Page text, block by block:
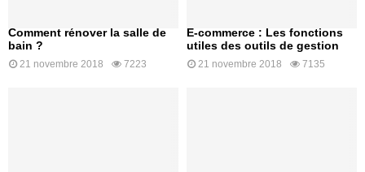
Comment rénover la salle de
bain ?
21 novembre 2018 7223
E-commerce : Les fonctions
utiles des outils de gestion
21 novembre 2018 7135